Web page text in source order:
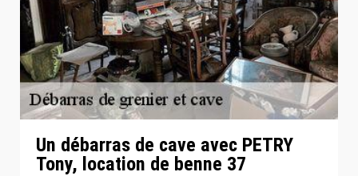
Un débarras de cave avec PETRY
Tony, location de benne 37